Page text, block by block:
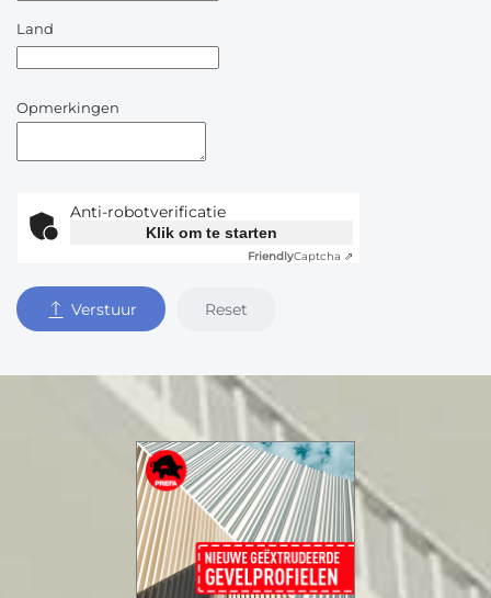
Land
Opmerkingen
Anti-robotverificatie
Klik om te starten
FriendlyCaptcha ⇗
Verstuur Reset